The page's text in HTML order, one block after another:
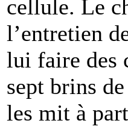
cellule. Le
l’entretien
lui faire des
sept brins
les mit à